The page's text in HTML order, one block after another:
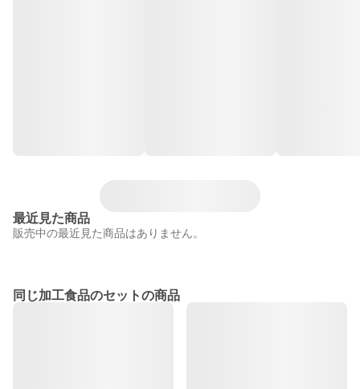
最近見た商品
販売中の最近見た商品はありません。
同じ加工食品のセットの商品